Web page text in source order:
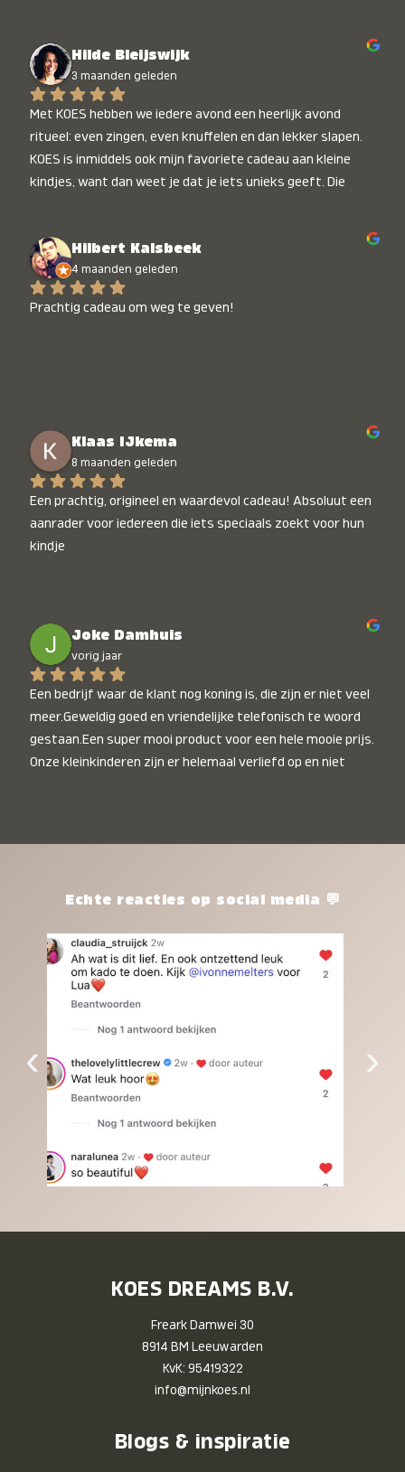
Hilde Bleijswijk
3 maanden geleden
Met KOES hebben we iedere avond een heerlijk avond
ritueel: even zingen, even knuffelen en dan lekker slapen.
KOES is inmiddels ook mijn favoriete cadeau aan kleine
kindjes, want dan weet je dat je iets unieks geeft. Die
Hilbert Kalsbeek
4 maanden geleden
Prachtig cadeau om weg te geven!
Klaas IJkema
8 maanden geleden
Een prachtig, origineel en waardevol cadeau! Absoluut een
aanrader voor iedereen die iets speciaals zoekt voor hun
kindje
Joke Damhuis
vorig jaar
Een bedrijf waar de klant nog koning is, die zijn er niet veel
meer.Geweldig goed en vriendelijke telefonisch te woord
gestaan.Een super mooi product voor een hele mooie prijs.
Onze kleinkinderen zijn er helemaal verliefd op en niet
het waard.Echte reacties op social media 💬
‹ ›
KOES DREAMS B.V.
Freark Damwei 30
8914 BM Leeuwarden
KvK: 95419322
info@mijnkoes.nl
Blogs & inspiratie